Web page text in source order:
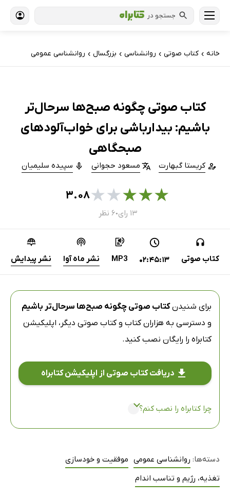
جستجو در
خانه › کتاب‌ صوتی › روانشناسی › بزرگسال › روانشناسی عمومی
کتاب صوتی چگونه صبح‌ها سرحال‌تر
باشیم: بیدارباشی برای خواب‌آلودهای
صبحگاهی
کریستا گبهارت مسعود حجوانی سپیده سلیمیان
★
★
★
★
★۳.۰۸
۱۳ رای ● ۶ نظر
کتاب صوتی 02:45:13
MP3 نشر ماه آوا نشر پیدایش
برای شنیدنکتاب صوتی چگونه صبح‌ها سرحال‌تر باشیم
و دسترسی به هزاران کتاب و کتاب صوتی دیگر، اپلیکیشن
کتابراه را رایگان نصب کنید.
دریافت کتاب صوتی از اپلیکیشن کتابراه
چرا کتابراه را نصب کنم؟
دسته‌ها: روانشناسی عمومی موفقیت و خودسازی
تغذیه، رژیم و تناسب اندام